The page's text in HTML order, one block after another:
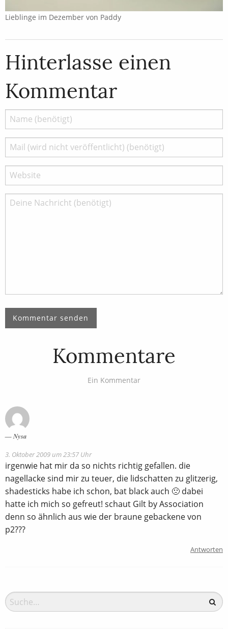
Lieblinge im Dezember von Paddy
Hinterlasse einen
Kommentar
Kommentare
Ein Kommentar
Nysa
3. Oktober 2009 um 23:57 Uhr
irgenwie hat mir da so nichts richtig gefallen. die
nagellacke sind mir zu teuer, die lidschatten zu glitzerig,
shadesticks habe ich schon, bat black auch 🙁 dabei
hatte ich mich so gefreut! schaut Gilt by Association
denn so ähnlich aus wie der braune gebackene von
p2???
Antworten